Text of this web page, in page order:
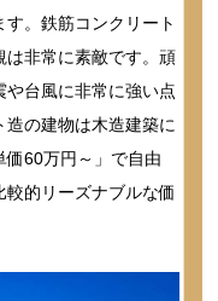
。鉄筋コンクリート
は非常に素敵です。頑
台風に非常に強い点
の建物は木造建築に
価60万円～」で自由
的リーズナブルな価